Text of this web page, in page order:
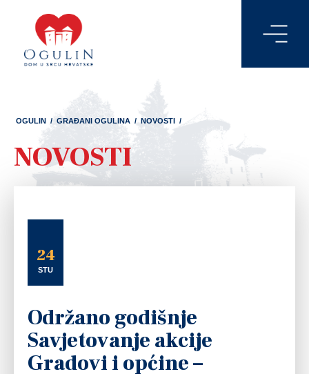
OGULIN / GRAĐANI OGULINA / NOVOSTI /
NOVOSTI
24
STU
Održano godišnje
Savjetovanje akcije
Gradovi i općine –